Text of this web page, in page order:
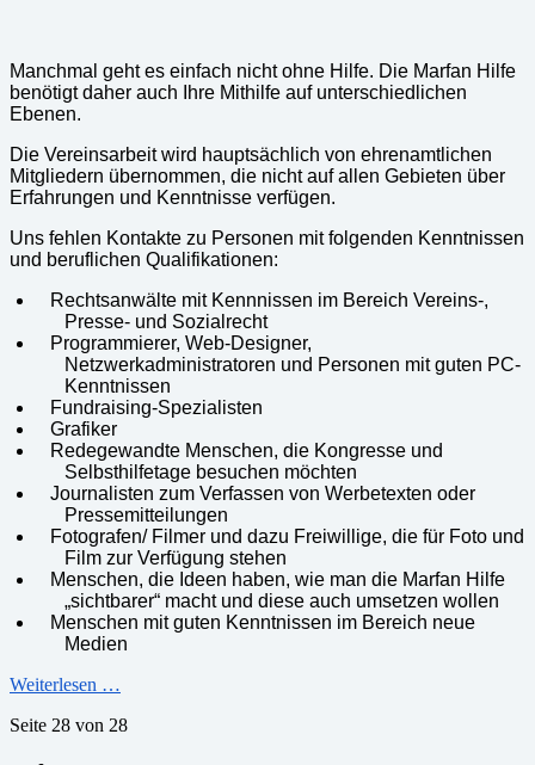
Manchmal geht es einfach nicht ohne Hilfe. Die Marfan Hilfe
benötigt daher auch Ihre Mithilfe auf unterschiedlichen
Ebenen.
Die Vereinsarbeit wird hauptsächlich von ehrenamtlichen
Mitgliedern übernommen, die nicht auf allen Gebieten über
Erfahrungen und Kenntnisse verfügen.
Uns fehlen Kontakte zu Personen mit folgenden Kenntnissen
und beruflichen Qualifikationen:
Rechtsanwälte mit Kennnissen im Bereich Vereins-,
Presse- und Sozialrecht
Programmierer, Web-Designer,
Netzwerkadministratoren und Personen mit guten PC-
Kenntnissen
Fundraising-Spezialisten
Grafiker
Redegewandte Menschen, die Kongresse und
Selbsthilfetage besuchen möchten
Journalisten zum Verfassen von Werbetexten oder
Pressemitteilungen
Fotografen/ Filmer und dazu Freiwillige, die für Foto und
Film zur Verfügung stehen
Menschen, die Ideen haben, wie man die Marfan Hilfe
„sichtbarer“ macht und diese auch umsetzen wollen
Menschen mit guten Kenntnissen im Bereich neue
Medien
Weiterlesen …
Seite 28 von 28